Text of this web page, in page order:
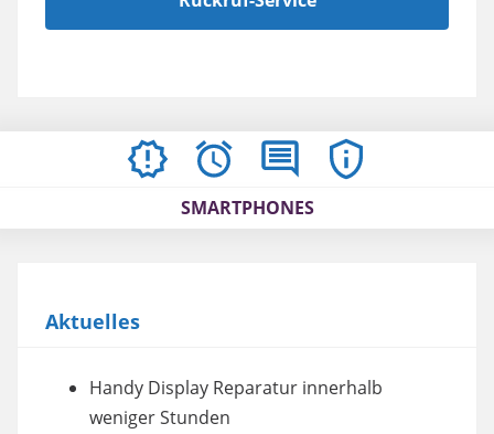
AKTUELLESÖFFNUNGSZEITEN
BEWERTUNGEN
IMPRESSUM
/
SMARTPHONES
Aktuelles
Handy Display Reparatur innerhalb
weniger Stunden